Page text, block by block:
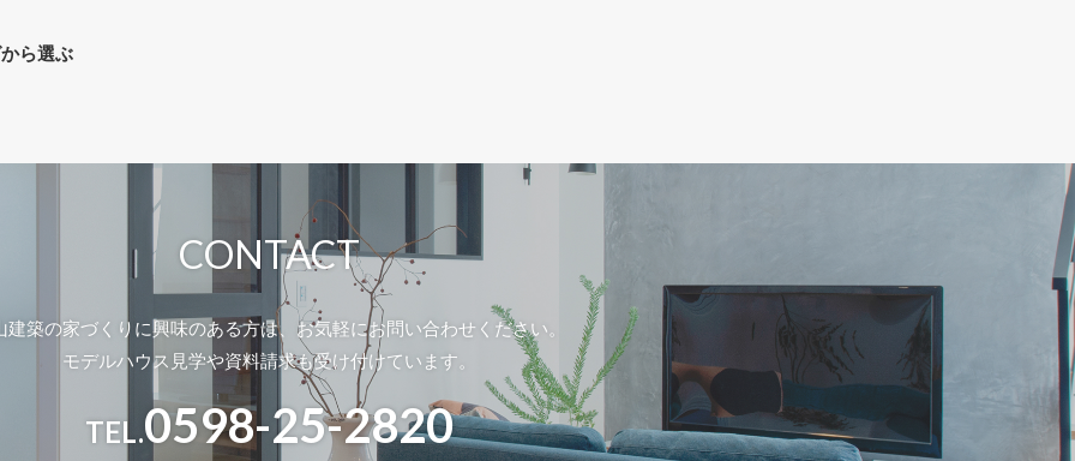
ら選ぶ
CONTACT
建築の家づくりに興味のある方は、 お気軽にお問い合わせください。
モデルハウス 見学や資料請求も受け付けています。
TEL.0598-25-2820